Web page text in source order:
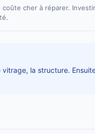
coûte cher à réparer. Investir
vitrage, la structure.